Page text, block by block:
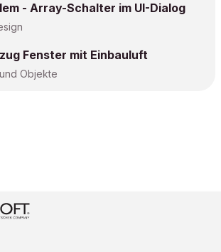
- Array-Schalter im UI-Dialog
Fenster mit Einbauluft
Objekte